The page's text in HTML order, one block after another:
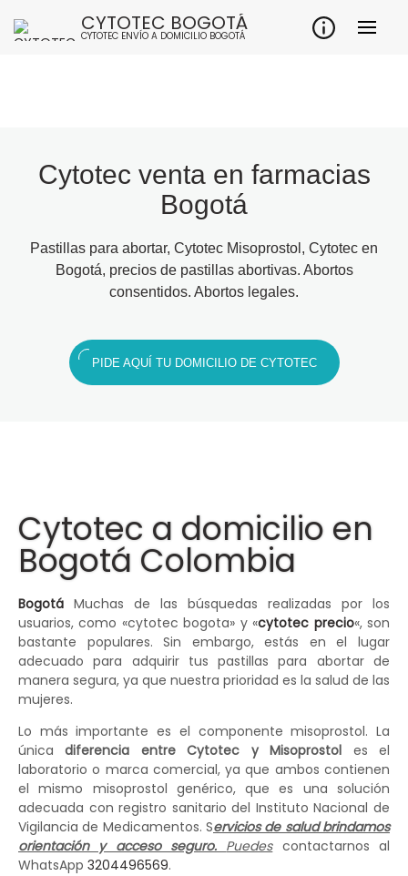
CYTOTEC BOGOTÁ
CYTOTEC ENVÍO A DOMICILIO BOGOTÁ
Cytotec venta en farmacias
Bogotá
Pastillas para abortar, Cytotec Misoprostol, Cytotec en
Bogotá, precios de pastillas abortivas. Abortos
consentidos. Abortos legales.
PIDE AQUÍ TU DOMICILIO DE CYTOTEC
Cytotec a domicilio en
Bogotá Colombia
Bogotá Muchas de las búsquedas realizadas por los
usuarios, como «cytotec bogota» y «cytotec precio«, son
bastante populares. Sin embargo, estás en el lugar
adecuado para adquirir tus pastillas para abortar de
manera segura, ya que nuestra prioridad es la salud de las
mujeres.
Lo más importante es el componente misoprostol. La
únicadiferencia entre Cytotec y Misoprostol es el
laboratorio o marca comercial, ya que ambos contienen
el mismo misoprostol genérico, que es una solución
adecuada con registro sanitario del Instituto Nacional de
Vigilancia de Medicamentos. Servicios de salud brindamos
orientación y acceso seguro. Puedescontactarnos al
WhatsApp 3204496569.